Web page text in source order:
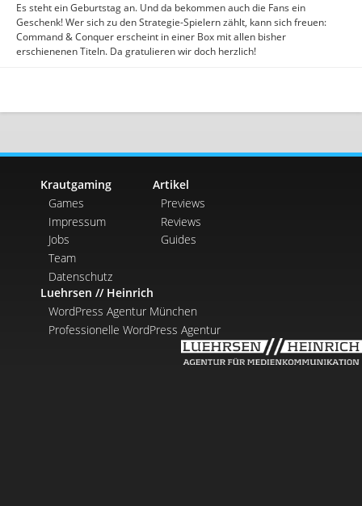
Es steht ein Geburtstag an. Und da bekommen auch die Fans ein
Geschenk! Wer sich zu den Strategie-Spielern zählt, kann sich freuen:
Command & Conquer erscheint in einer Box mit allen bisher
erschienenen Titeln. Da gratulieren wir doch herzlich!
Krautgaming
Games
Impressum
Jobs
Team
Datenschutz
Artikel
Previews
Reviews
Guides
Luehrsen // Heinrich
WordPress Agentur München
Professionelle WordPress Agentur